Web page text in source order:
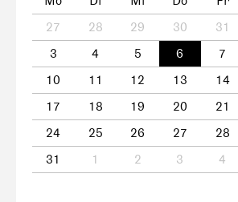
27
28 29 30 31
3
4 5 6 7
10
11 12 13 14
17
18 19 20 21
24
25 26 27 28
31
1 2 3 4